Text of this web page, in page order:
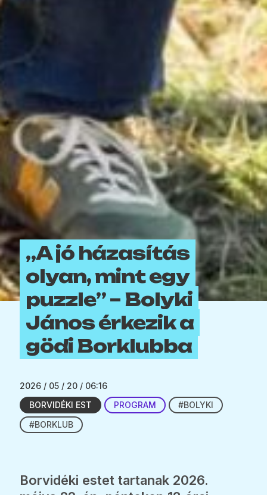
„A jó házasítás
olyan, mint egy
puzzle” – Bolyki
János érkezik a
gödi Borklubba
2026 / 05 / 20 / 06:16
BORVIDÉKI EST
PROGRAM
#BOLYKI
#BORKLUB
Borvidéki estet tartanak 2026.